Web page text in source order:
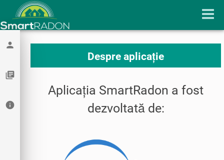
person
library_books
info
Despre aplicație
Aplicația SmartRadon a fost
dezvoltată de: